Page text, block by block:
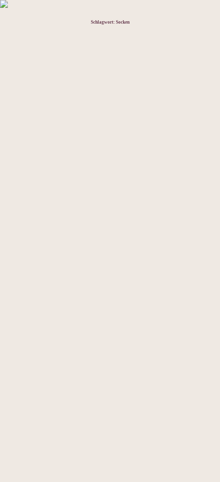
Schlagwort: Socken